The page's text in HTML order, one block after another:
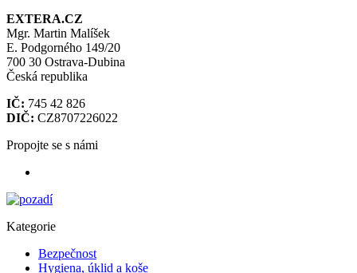
EXTERA.CZ
Mgr. Martin Malíšek
E. Podgorného 149/20
700 30 Ostrava-Dubina
Česká republika
IČ: 745 42 826
DIČ: CZ8707226022
Propojte se s námi
Kategorie
Bezpečnost
Hygiena, úklid a koše